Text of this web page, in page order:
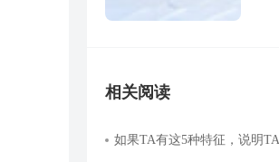
相关阅读
如果TA有这5种特征，说明